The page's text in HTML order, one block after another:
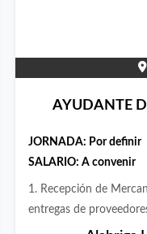
AYUDANTE
JORNADA: Por definir
SALARIO: A convenir
1. Recepción de
entregas de
temperatura (en